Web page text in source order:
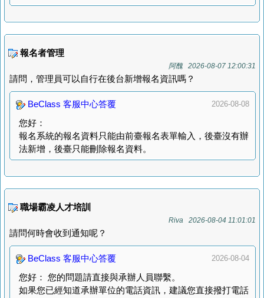
報名者管理
阿醜 2026-08-07 12:00:31
請問，管理員可以自行在後台新增報名資訊嗎？
2026-08-08
BeClass 客服中心答覆
您好：
報名系統的報名資料只能由前臺報名表單輸入，後臺沒有辦
法新增，後臺只能刪除報名資料。
職場霸凌人才培訓
Riva 2026-08-04 11:01:01
請問何時會收到通知呢？
2026-08-04
BeClass 客服中心答覆
您好： 您的問題請直接與承辦人員聯繫。
如果您已經知道承辦單位的電話資訊，建議您直接撥打電話